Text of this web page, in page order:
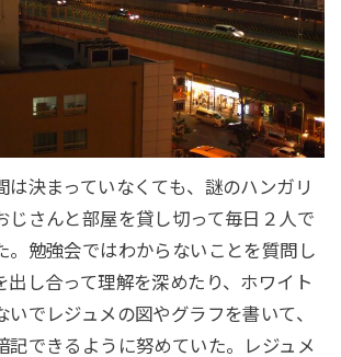
は決まっていなくても、謎のハンガリ
じさんと部屋を貸し切って毎日２人で
。勉強会ではわからないことを質問し
出し合って理解を深めたり、ホワイト
いでレジュメの図やグラフを書いて、
記できるように努めていた。レジュメ